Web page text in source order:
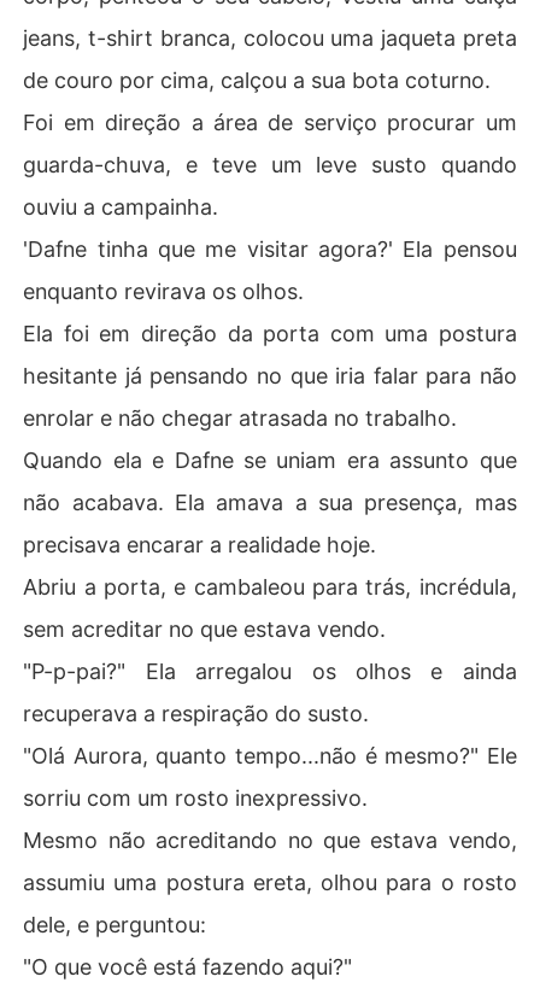
jeans, t-shirt branca, colocou uma jaqueta preta
de couro por cima, calçou a sua bota coturno.
Foi em direção a área de serviço procurar um
guarda-chuva, e teve um leve susto quando
ouviu a campainha.
'Dafne tinha que me visitar agora?' Ela pensou
enquanto revirava os olhos.
Ela foi em direção da porta com uma postura
hesitante já pensando no que iria falar para não
enrolar e não chegar atrasada no trabalho.
Quando ela e Dafne se uniam era assunto que
não acabava. Ela amava a sua presença, mas
precisava encarar a realidade hoje.
Abriu a porta, e cambaleou para trás, incrédula,
sem acreditar no que estava vendo.
"P-p-pai?" Ela arregalou os olhos e ainda
recuperava a respiração do susto.
"Olá Aurora, quanto tempo...não é mesmo?" Ele
sorriu com um rosto inexpressivo.
Mesmo não acreditando no que estava vendo,
assumiu uma postura ereta, olhou para o rosto
dele, e perguntou:
"O que você está fazendo aqui?"